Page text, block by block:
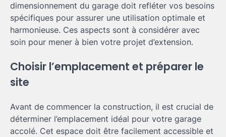
dimensionnement du garage doit refléter vos besoins
spécifiques pour assurer une utilisation optimale et
harmonieuse. Ces aspects sont à considérer avec
soin pour mener à bien votre projet d’extension.
Choisir l’emplacement et préparer le
site
Avant de commencer la construction, il est crucial de
déterminer l’emplacement idéal pour votre garage
accolé. Cet espace doit être facilement accessible et